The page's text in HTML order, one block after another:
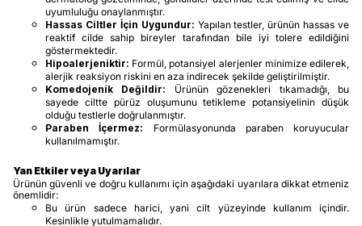
uyumluluğu onaylanmıştır.
Hassas Ciltler İçin Uygundur: Yapılan testler, ürünün hassas ve
reaktif cilde sahip bireyler tarafından bile iyi tolere edildiğini
göstermektedir.
Hipoalerjeniktir: Formül, potansiyel alerjenler minimize edilerek,
alerjik reaksiyon riskini en aza indirecek şekilde geliştirilmiştir.
Komedojenik Değildir: Ürünün gözenekleri tıkamadığı, bu
sayede ciltte pürüz oluşumunu tetikleme potansiyelinin düşük
olduğu testlerle doğrulanmıştır.
Paraben İçermez: Formülasyonunda paraben koruyucular
kullanılmamıştır.
Yan Etkiler veya Uyarılar
Ürünün güvenli ve doğru kullanımı için aşağıdaki uyarılara dikkat etmeniz
önemlidir:
Bu ürün sadece harici, yani cilt yüzeyinde kullanım içindir.
Kesinlikle yutulmamalıdır.